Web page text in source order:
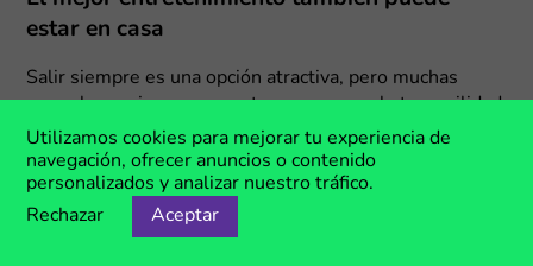
estar en casa
Salir siempre es una opción atractiva, pero muchas
veces los mejores momentos ocurren en la tranquilidad
del hogar. Una maratón de series, una noche de
películas en familia o un evento deportivo compartido
con amigos pueden convertirse en una increíble
experiencia. Por ejemplo, los
te permiten acceder a una amplia variedad de
Utilizamos cookies para mejorar tu experiencia de
navegación, ofrecer anuncios o contenido
personalizados y analizar nuestro tráfico.
Rechazar
Aceptar